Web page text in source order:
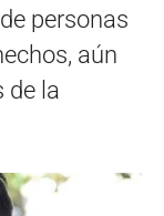
personas
aún
de la